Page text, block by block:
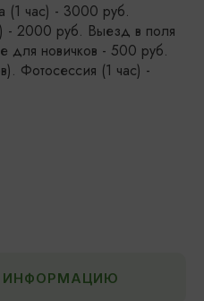
(1 час) - 3000 руб.
- 2000 руб. Выезд в поля
для новичков - 500 руб.
Фотосессия (1 час) -
ИНФОРМАЦИЮ